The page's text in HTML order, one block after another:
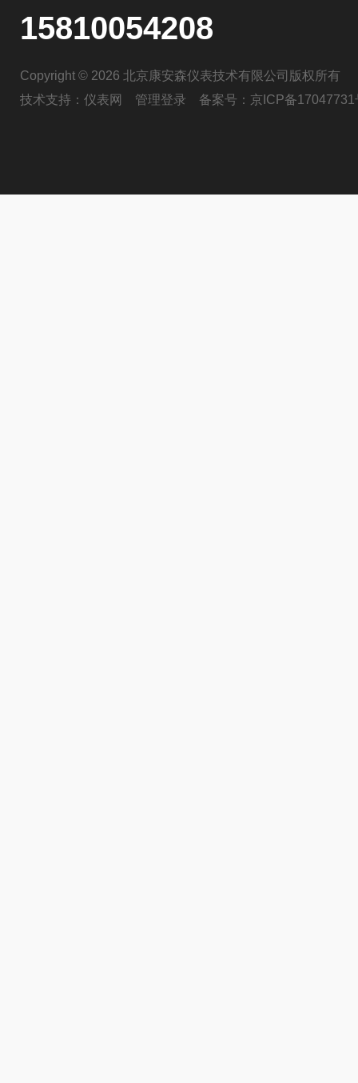
15810054208
Copyright © 2026 北京康安森仪表技术有限公司版权所有
技术支持： 仪表网 管理登录 备案号： 京ICP备17047731